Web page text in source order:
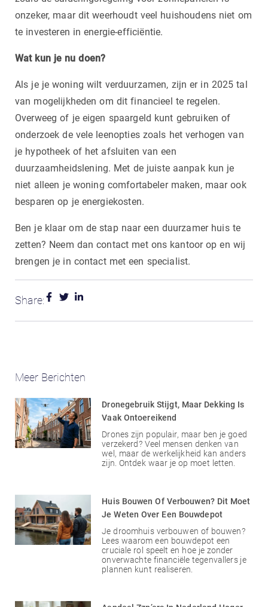
onzeker, maar dit weerhoudt veel huishoudens niet om
te investeren in energie-efficiëntie.
Wat kun je nu doen?
Als je je woning wilt verduurzamen, zijn er in 2025 tal
van mogelijkheden om dit financieel te regelen.
Overweeg of je eigen spaargeld kunt gebruiken of
onderzoek de vele leenopties zoals het verhogen van
je hypotheek of het afsluiten van een
duurzaamheidslening. Met de juiste aanpak kun je
niet alleen je woning comfortabeler maken, maar ook
besparen op je energiekosten.
Ben je klaar om de stap naar een duurzamer huis te
zetten? Neem dan contact met ons kantoor op en wij
brengen je in contact met een specialist.
Share:
Meer Berichten
Dronegebruik Stijgt, Maar Dekking Is
Vaak Ontoereikend
Drones zijn populair, maar ben je goed
verzekerd? Veel mensen denken van
wel, maar de werkelijkheid kan anders
zijn. Ontdek waar je op moet letten.
Huis Bouwen Of Verbouwen? Dit Moet
Je Weten Over Een Bouwdepot
Je droomhuis verbouwen of bouwen?
Lees waarom een bouwdepot een
cruciale rol speelt en hoe je zonder
onverwachte financiële tegenvallers je
plannen kunt realiseren.